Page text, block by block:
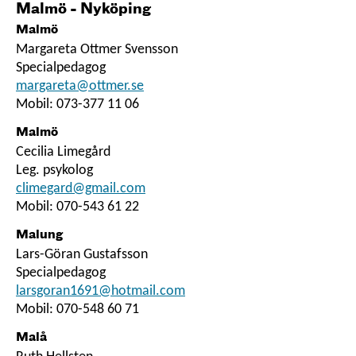
Malmö - Nyköping
Malmö
Margareta Ottmer Svensson
Specialpedagog
margareta@ottmer.se
Mobil: 073-377 11 06
Malmö
Cecilia Limegård
Leg. psykolog
climegard@gmail.com
Mobil: 070-543 61 22
Malung
Lars-Göran Gustafsson
Specialpedagog
larsgoran1691@hotmail.com
Mobil: 070-548 60 71
Malå